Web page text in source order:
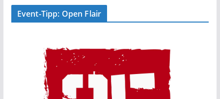
Event-Tipp: Open Flair